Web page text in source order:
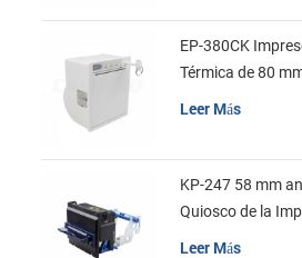
EP-380CK
Térmica de 80
Leer Más
KP-247 58 mm
Quiosco de la
Leer Más